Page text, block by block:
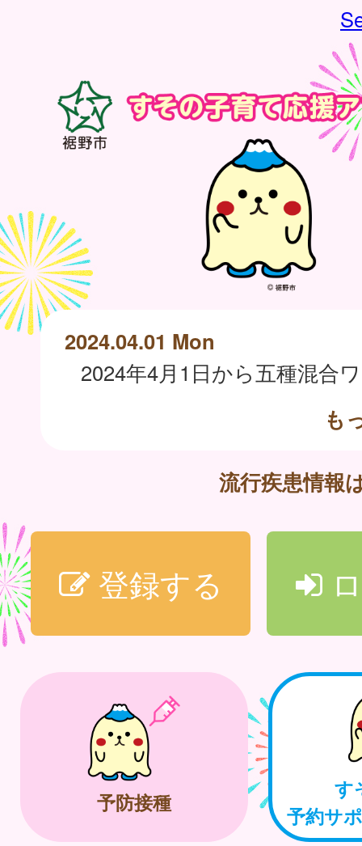
2024.04.01 Mon
も
流行疾患情報
登録する
予防接種
す
予約サ